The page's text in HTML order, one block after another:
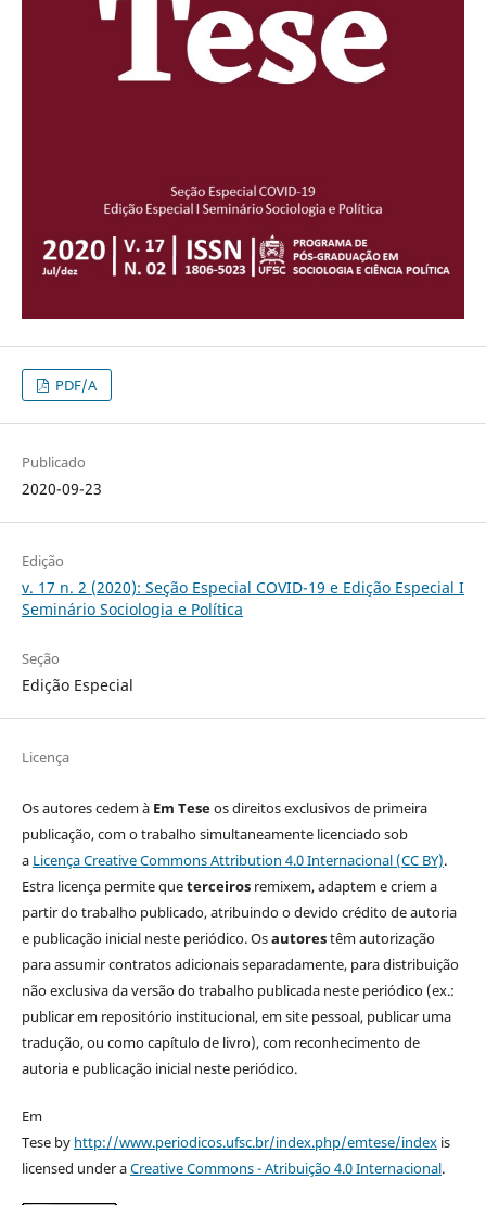
PDF/A
Publicado
2020-09-23
Edição
v. 17 n. 2 (2020): Seção Especial COVID-19 e Edição Especial I
Seminário Sociologia e Política
Seção
Edição Especial
Licença
Os autores cedem à Em Teseos direitos exclusivos de primeira
publicação, com o trabalho simultaneamente licenciado sob
a Licença Creative Commons Attribution 4.0 Internacional (CC BY).
Estra licença permite queterceirosremixem, adaptem e criem a
partir do trabalho publicado, atribuindo o devido crédito de autoria
e publicação inicial neste periódico. Osautorestêm autorização
para assumir contratos adicionais separadamente, para distribuição
não exclusiva da versão do trabalho publicada neste periódico (ex.:
publicar em repositório institucional, em site pessoal, publicar uma
tradução, ou como capítulo de livro), com reconhecimento de
autoria e publicação inicial neste periódico.
Em
Tese by http://www.periodicos.ufsc.br/index.php/emtese/indexis
licensed under aCreative Commons - Atribuição 4.0 Internacional.